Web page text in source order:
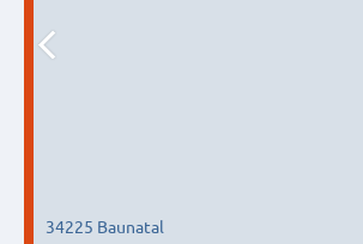
34225 Baunatal